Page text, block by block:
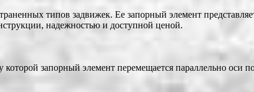
типов задвижек. Ее запорный элемент
надежностью и доступной ценой.
запорный элемент перемещается параллельно оси